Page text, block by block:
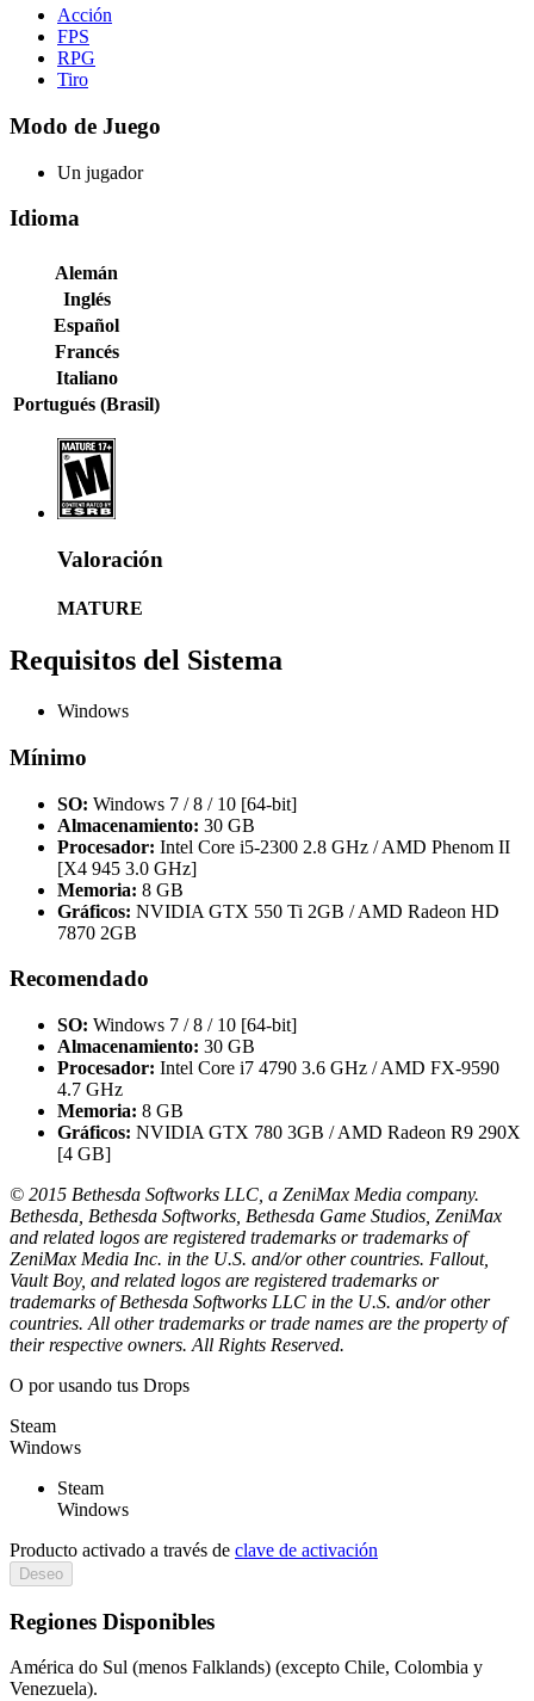
Acción
FPS
RPG
Tiro
Modo de Juego
Un jugador
Idioma
Alemán
Inglés
Español
Francés
Italiano
Portugués (Brasil)
Valoración
MATURE
Requisitos del Sistema
Windows
Mínimo
SO: Windows 7 / 8 / 10 [64-bit]
Almacenamiento: 30 GB
Procesador: Intel Core i5-2300 2.8 GHz / AMD Phenom II
[X4 945 3.0 GHz]
Memoria: 8 GB
Gráficos: NVIDIA GTX 550 Ti 2GB / AMD Radeon HD
7870 2GB
Recomendado
SO: Windows 7 / 8 / 10 [64-bit]
Almacenamiento: 30 GB
Procesador: Intel Core i7 4790 3.6 GHz / AMD FX-9590
4.7 GHz
Memoria: 8 GB
Gráficos: NVIDIA GTX 780 3GB / AMD Radeon R9 290X
[4 GB]
© 2015 Bethesda Softworks LLC, a ZeniMax Media company.
Bethesda, Bethesda Softworks, Bethesda Game Studios, ZeniMax
and related logos are registered trademarks or trademarks of
ZeniMax Media Inc. in the U.S. and/or other countries. Fallout,
Vault Boy, and related logos are registered trademarks or
trademarks of Bethesda Softworks LLC in the U.S. and/or other
countries. All other trademarks or trade names are the property of
their respective owners. All Rights Reserved.
O porusando tus Drops
Steam
Windows
Steam
Windows
Producto activado a través de clave de activación
Deseo
Regiones Disponibles
América do Sul (menos Falklands) (excepto Chile, Colombia y
Venezuela).